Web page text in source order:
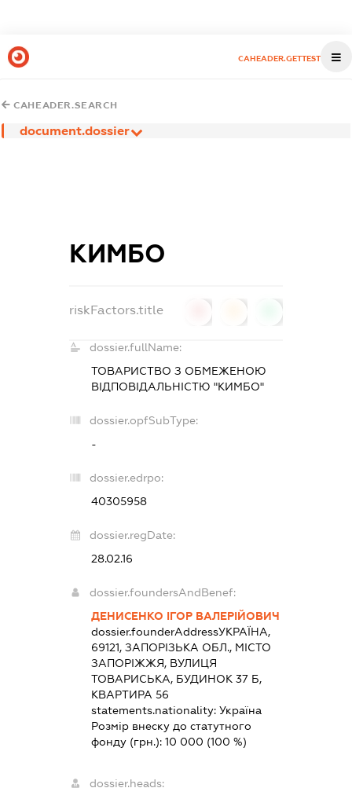
CAHEADER.GETTEST
CAHEADER.SEARCH
document.dossier
КИМБО
riskFactors.title
dossier.fullName:
ТОВАРИСТВО З ОБМЕЖЕНОЮ
ВІДПОВІДАЛЬНІСТЮ "КИМБО"
dossier.opfSubType:
-
dossier.edrpo:
40305958
dossier.regDate:
28.02.16
dossier.foundersAndBenef:
ДЕНИСЕНКО ІГОР ВАЛЕРІЙОВИЧ
dossier.founderAddressУКРАЇНА,
69121, ЗАПОРІЗЬКА ОБЛ., МІСТО
ЗАПОРІЖЖЯ, ВУЛИЦЯ
ТОВАРИСЬКА, БУДИНОК 37 Б,
КВАРТИРА 56
statements.nationality:Україна
Розмір внеску до статутного
фонду (грн.):10 000 (100 %)
dossier.heads: